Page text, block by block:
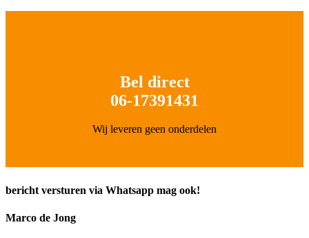
Bel direct
06-17391431
Wij leveren geen onderdelen
bericht versturen via Whatsapp mag ook!
Marco de Jong